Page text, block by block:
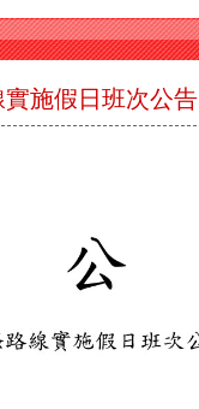
實施假日班次公告